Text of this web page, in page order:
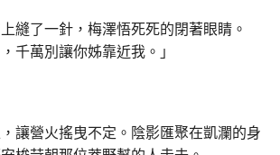
縫了一針，梅澤悟死死的閉著眼睛。
千萬別讓你姊靠近我。」
讓營火搖曳不定。陰影匯聚在凱瀾的身